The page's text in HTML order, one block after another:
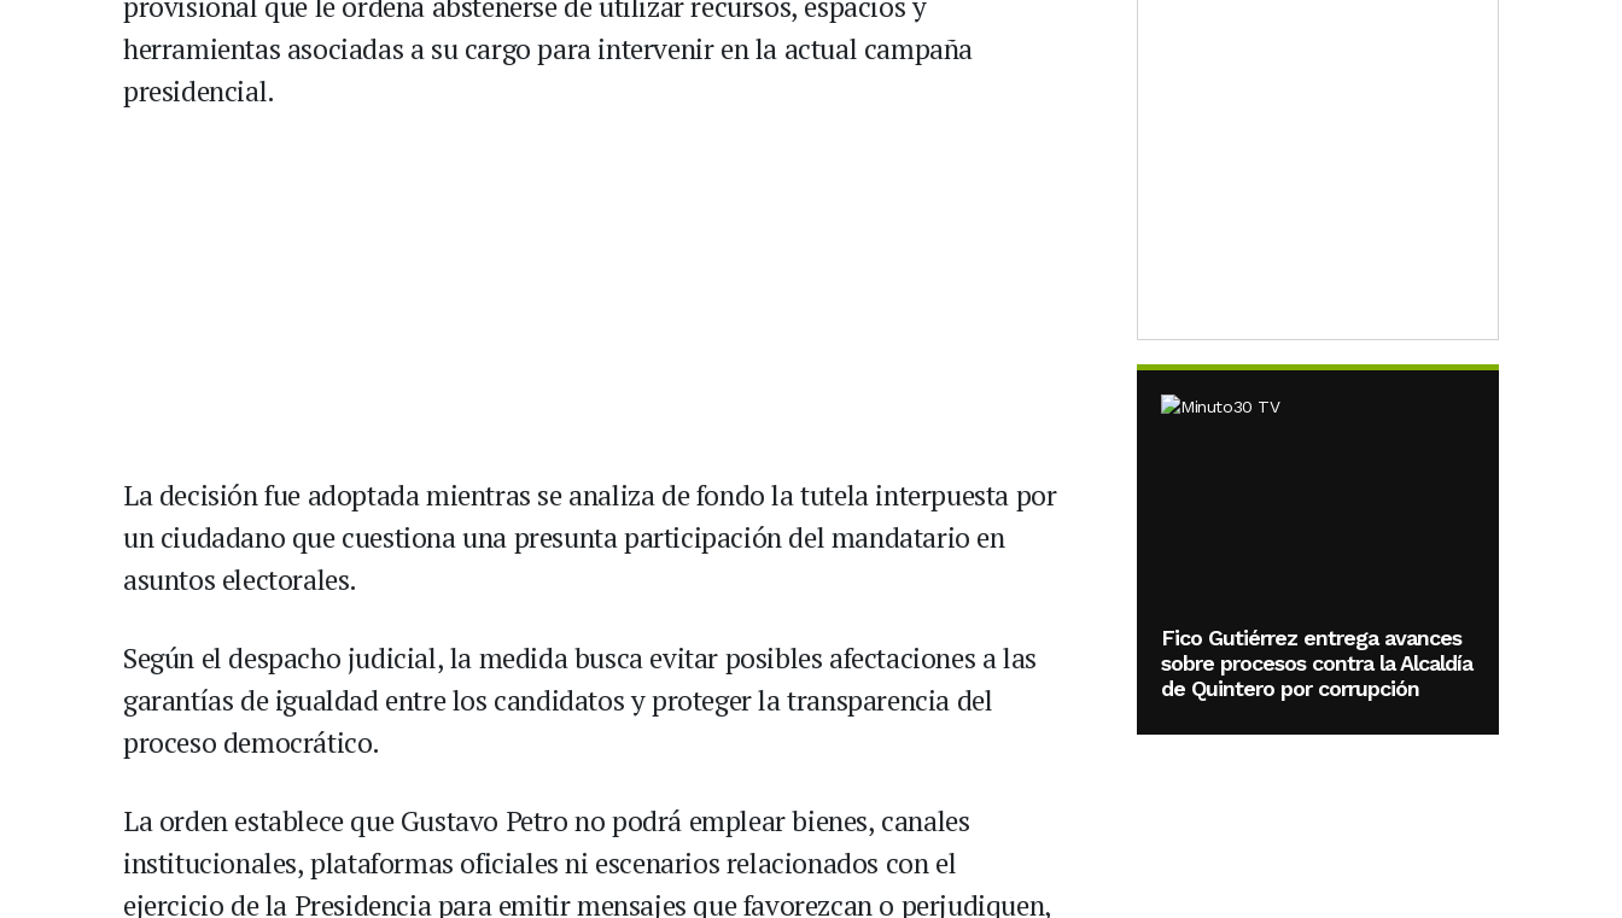
herramientas asociadas a su cargo para intervenir en la actual campaña
presidencial.
La decisión fue adoptada mientras se analiza de fondo la tutela interpuesta por
un ciudadano que cuestiona una presunta participación del mandatario en
asuntos electorales.
Según el despacho judicial, la medida busca evitar posibles afectaciones a las
garantías de igualdad entre los candidatos y proteger la transparencia del
proceso democrático.
La orden establece que Gustavo Petro no podrá emplear bienes, canales
institucionales, plataformas oficiales ni escenarios relacionados con el
ejercicio de la Presidencia para emitir mensajes que favorezcan o perjudiquen,
Fico Gutiérrez entrega avances
sobre procesos contra la Alcaldía
de Quintero por corrupción